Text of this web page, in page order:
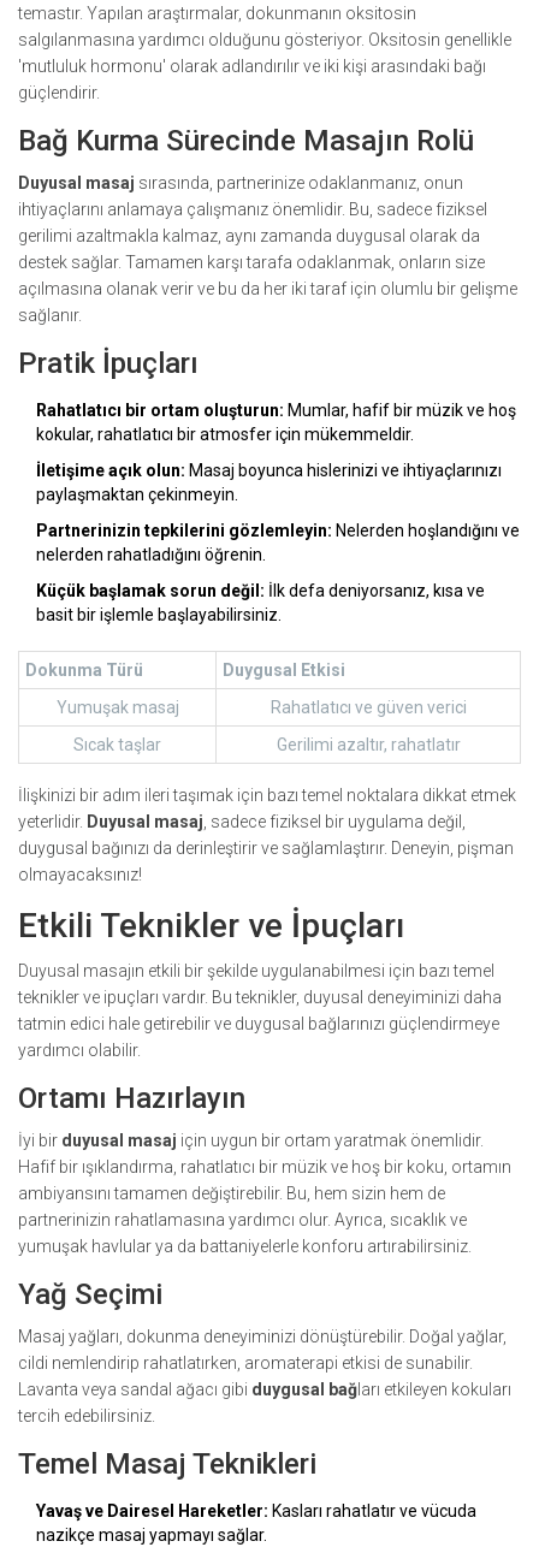
temastır. Yapılan araştırmalar, dokunmanın oksitosin
salgılanmasına yardımcı olduğunu gösteriyor. Oksitosin genellikle
'mutluluk hormonu' olarak adlandırılır ve iki kişi arasındaki bağı
güçlendirir.
Bağ Kurma Sürecinde Masajın Rolü
Duyusal masaj sırasında, partnerinize odaklanmanız, onun
ihtiyaçlarını anlamaya çalışmanız önemlidir. Bu, sadece fiziksel
gerilimi azaltmakla kalmaz, aynı zamanda duygusal olarak da
destek sağlar. Tamamen karşı tarafa odaklanmak, onların size
açılmasına olanak verir ve bu da her iki taraf için olumlu bir gelişme
sağlanır.
Pratik İpuçları
Rahatlatıcı bir ortam oluşturun: Mumlar, hafif bir müzik ve hoş
kokular, rahatlatıcı bir atmosfer için mükemmeldir.
İletişime açık olun: Masaj boyunca hislerinizi ve ihtiyaçlarınızı
paylaşmaktan çekinmeyin.
Partnerinizin tepkilerini gözlemleyin: Nelerden hoşlandığını ve
nelerden rahatladığını öğrenin.
Küçük başlamak sorun değil: İlk defa deniyorsanız, kısa ve
basit bir işlemle başlayabilirsiniz.
Dokunma Türü
Duygusal Etkisi
Yumuşak masaj
Rahatlatıcı ve güven verici
Sıcak taşlar
Gerilimi azaltır, rahatlatır
İlişkinizi bir adım ileri taşımak için bazı temel noktalara dikkat etmek
yeterlidir. Duyusal masaj, sadece fiziksel bir uygulama değil,
duygusal bağınızı da derinleştirir ve sağlamlaştırır. Deneyin, pişman
olmayacaksınız!
Etkili Teknikler ve İpuçları
Duyusal masajın etkili bir şekilde uygulanabilmesi için bazı temel
teknikler ve ipuçları vardır. Bu teknikler, duyusal deneyiminizi daha
tatmin edici hale getirebilir ve duygusal bağlarınızı güçlendirmeye
yardımcı olabilir.
Ortamı Hazırlayın
İyi bir duyusal masaj için uygun bir ortam yaratmak önemlidir.
Hafif bir ışıklandırma, rahatlatıcı bir müzik ve hoş bir koku, ortamın
ambiyansını tamamen değiştirebilir. Bu, hem sizin hem de
partnerinizin rahatlamasına yardımcı olur. Ayrıca, sıcaklık ve
yumuşak havlular ya da battaniyelerle konforu artırabilirsiniz.
Yağ Seçimi
Masaj yağları, dokunma deneyiminizi dönüştürebilir. Doğal yağlar,
cildi nemlendirip rahatlatırken, aromaterapi etkisi de sunabilir.
Lavanta veya sandal ağacı gibi duygusal bağ ları etkileyen kokuları
tercih edebilirsiniz.
Temel Masaj Teknikleri
Yavaş ve Dairesel Hareketler: Kasları rahatlatır ve vücuda
nazikçe masaj yapmayı sağlar.